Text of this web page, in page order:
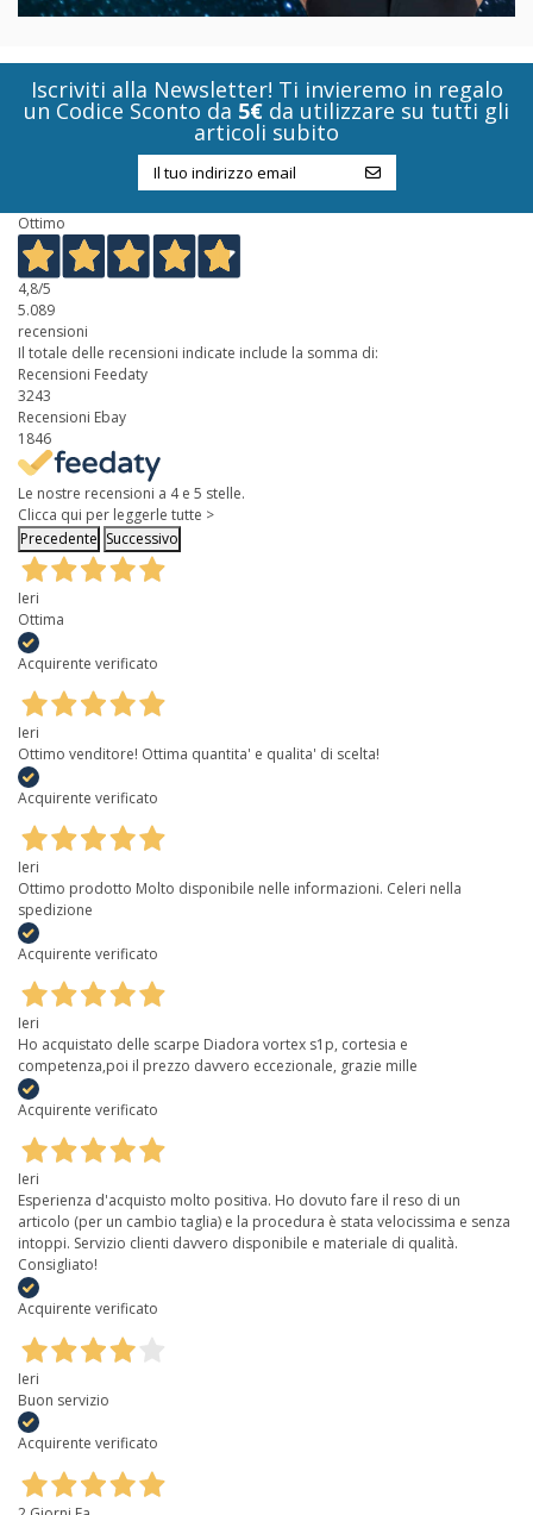
Iscriviti alla Newsletter! Ti invieremo in regalo
un Codice Sconto da 5€ da utilizzare su tutti gli
articoli subito
Ottimo
4,8/5
5.089
recensioni
Il totale delle recensioni indicate include la somma di:
Recensioni Feedaty
3243
Recensioni Ebay
1846
Le nostre recensioni a 4 e 5 stelle.
Clicca qui per leggerle tutte >
Precedente Successivo
Ieri
Ottima
Acquirente verificato
Ieri
Ottimo venditore! Ottima quantita' e qualita' di scelta!
Acquirente verificato
Ieri
Ottimo prodotto Molto disponibile nelle informazioni. Celeri nella
spedizione
Acquirente verificato
Ieri
Ho acquistato delle scarpe Diadora vortex s1p, cortesia e
competenza,poi il prezzo davvero eccezionale, grazie mille
Acquirente verificato
Ieri
Esperienza d'acquisto molto positiva. Ho dovuto fare il reso di un
articolo (per un cambio taglia) e la procedura è stata velocissima e senza
intoppi. Servizio clienti davvero disponibile e materiale di qualità.
Consigliato!
Acquirente verificato
Ieri
Buon servizio
Acquirente verificato